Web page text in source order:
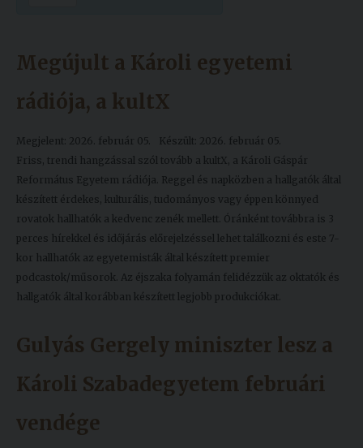
Szolgáltatásaink
kapcsolatok
Egyetemi
Lelkészség
Események
Sajtó
Sport
Junior
Akadémia
Megújult a Károli egyetemi
rádiója, a kultX
Megjelent: 2026. február 05.
Készült: 2026. február 05.
Friss, trendi hangzással szól tovább a kultX, a Károli Gáspár
Református Egyetem rádiója. Reggel és napközben a hallgatók által
készített érdekes, kulturális, tudományos vagy éppen könnyed
rovatok hallhatók a kedvenc zenék mellett. Óránként továbbra is 3
perces hírekkel és időjárás előrejelzéssel lehet találkozni és este 7-
kor hallhatók az egyetemisták által készített premier
podcastok/műsorok. Az éjszaka folyamán felidézzük az oktatók és
hallgatók által korábban készített legjobb produkciókat.
Gulyás Gergely miniszter lesz a
Károli Szabadegyetem februári
vendége